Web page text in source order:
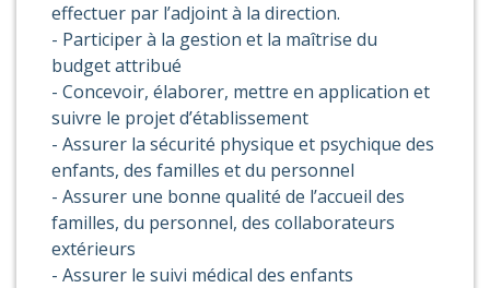
effectuer par l’adjoint à la direction.
- Participer à la gestion et la maîtrise du
budget attribué
- Concevoir, élaborer, mettre en application et
suivre le projet d’établissement
- Assurer la sécurité physique et psychique des
enfants, des familles et du personnel
- Assurer une bonne qualité de l’accueil des
familles, du personnel, des collaborateurs
extérieurs
- Assurer le suivi médical des enfants